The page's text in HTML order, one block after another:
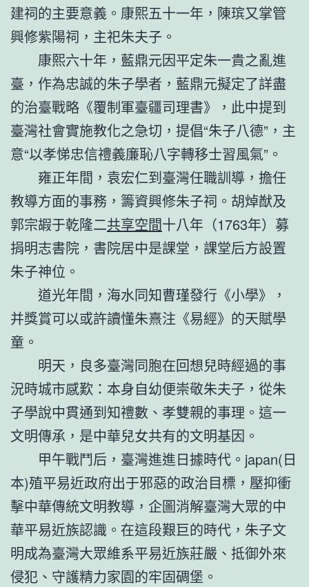
建祠的主要意義。康熙五十一年，陳瑸又掌管
興修紫陽祠，主祀朱夫子。
康熙六十年，藍鼎元因平定朱一貴之亂進
臺，作為忠誠的朱子學者，藍鼎元擬定了詳盡
的治臺戰略《覆制軍臺疆司理書》，此中提到
臺灣社會實施教化之急切，提倡“朱子八德”，主
意“以孝悌忠信禮義廉恥八字轉移士習風氣”。
雍正年間，袁宏仁到臺灣任職訓導，擔任
教導方面的事務，籌資興修朱子祠。胡焯猷及
郭宗嘏于乾隆二共享空間十八年（1763年）募
捐明志書院，書院居中是課堂，課堂后方設置
朱子神位。
道光年間，海水同知曹瑾發行《小學》，
并獎賞可以或許讀懂朱熹注《易經》的天賦學
童。
明天，良多臺灣同胞在回想兒時經過的事
況時城市感歎：本身自幼便崇敬朱夫子，從朱
子學說中貫通到知禮數、孝雙親的事理。這一
文明傳承，是中華兒女共有的文明基因。
甲午戰鬥后，臺灣進進日據時代。japan(日
本)殖平易近政府出于邪惡的政治目標，壓抑衝
擊中華傳統文明教導，企圖消解臺灣大眾的中
華平易近族認識。在這段艱巨的時代，朱子文
明成為臺灣大眾維系平易近族莊嚴、抵御外來
侵犯、守護精力家園的牢固碉堡。